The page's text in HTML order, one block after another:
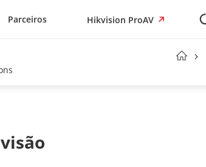
Parceiros Hikvision ProAV